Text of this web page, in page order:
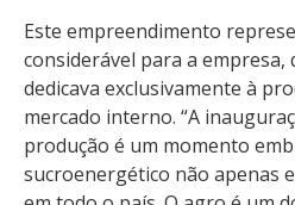
Este empreendimento
considerável para a
dedicava exclusivamente à
mercado interno. “A
produção é um momento
sucroenergético não apenas